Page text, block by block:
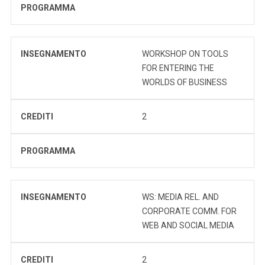
PROGRAMMA
INSEGNAMENTO
WORKSHOP ON TOOLS
FOR ENTERING THE
WORLDS OF BUSINESS
CREDITI 2
PROGRAMMA
INSEGNAMENTO
WS: MEDIA REL. AND
CORPORATE COMM. FOR
WEB AND SOCIAL MEDIA
CREDITI 2